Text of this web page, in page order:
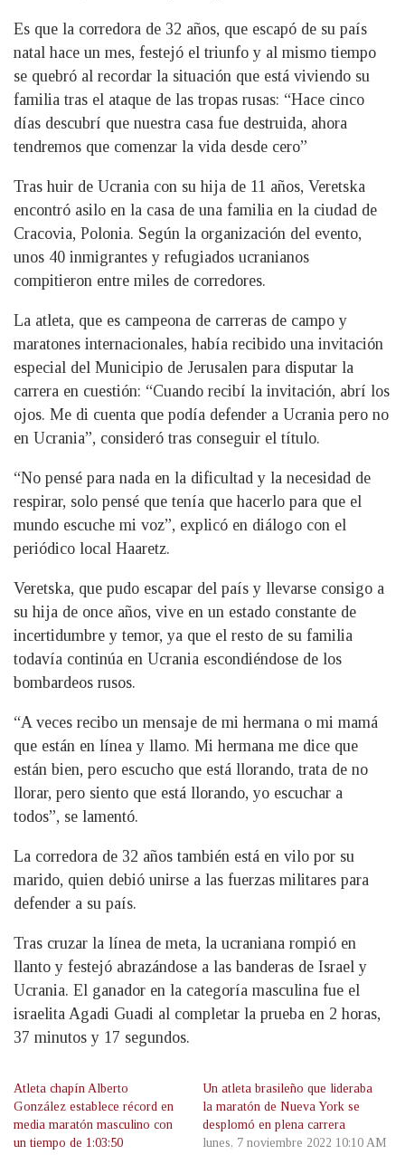
Es que la corredora de 32 años, que escapó de su país
natal hace un mes, festejó el triunfo y al mismo tiempo
se quebró al recordar la situación que está viviendo su
familia tras el ataque de las tropas rusas: “Hace cinco
días descubrí que nuestra casa fue destruida, ahora
tendremos que comenzar la vida desde cero”
Tras huir de Ucrania con su hija de 11 años, Veretska
encontró asilo en la casa de una familia en la ciudad de
Cracovia, Polonia. Según la organización del evento,
unos 40 inmigrantes y refugiados ucranianos
compitieron entre miles de corredores.
La atleta, que es campeona de carreras de campo y
maratones internacionales, había recibido una invitación
especial del Municipio de Jerusalen para disputar la
carrera en cuestión: “Cuando recibí la invitación, abrí los
ojos. Me di cuenta que podía defender a Ucrania pero no
en Ucrania”, consideró tras conseguir el título.
“No pensé para nada en la dificultad y la necesidad de
respirar, solo pensé que tenía que hacerlo para que el
mundo escuche mi voz”, explicó en diálogo con el
periódico local Haaretz.
Veretska, que pudo escapar del país y llevarse consigo a
su hija de once años, vive en un estado constante de
incertidumbre y temor, ya que el resto de su familia
todavía continúa en Ucrania escondiéndose de los
bombardeos rusos.
“A veces recibo un mensaje de mi hermana o mi mamá
que están en línea y llamo. Mi hermana me dice que
están bien, pero escucho que está llorando, trata de no
llorar, pero siento que está llorando, yo escuchar a
todos”, se lamentó.
La corredora de 32 años también está en vilo por su
marido, quien debió unirse a las fuerzas militares para
defender a su país.
Tras cruzar la línea de meta, la ucraniana rompió en
llanto y festejó abrazándose a las banderas de Israel y
Ucrania. El ganador en la categoría masculina fue el
israelita Agadi Guadi al completar la prueba en 2 horas,
37 minutos y 17 segundos.
Atleta chapín Alberto
González establece récord en
media maratón masculino con
un tiempo de 1:03:50
Un atleta brasileño que lideraba
la maratón de Nueva York se
desplomó en plena carrera
lunes, 7 noviembre 2022 10:10 AM